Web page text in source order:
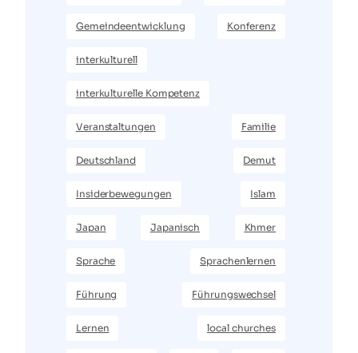
Gemeindeentwicklung Konferenz
interkulturell
interkulturelle Kompetenz
Veranstaltungen Familie
Deutschland Demut
Insiderbewegungen Islam
Japan Japanisch Khmer
Sprache Sprachenlernen
Führung Führungswechsel
Lernen local churches